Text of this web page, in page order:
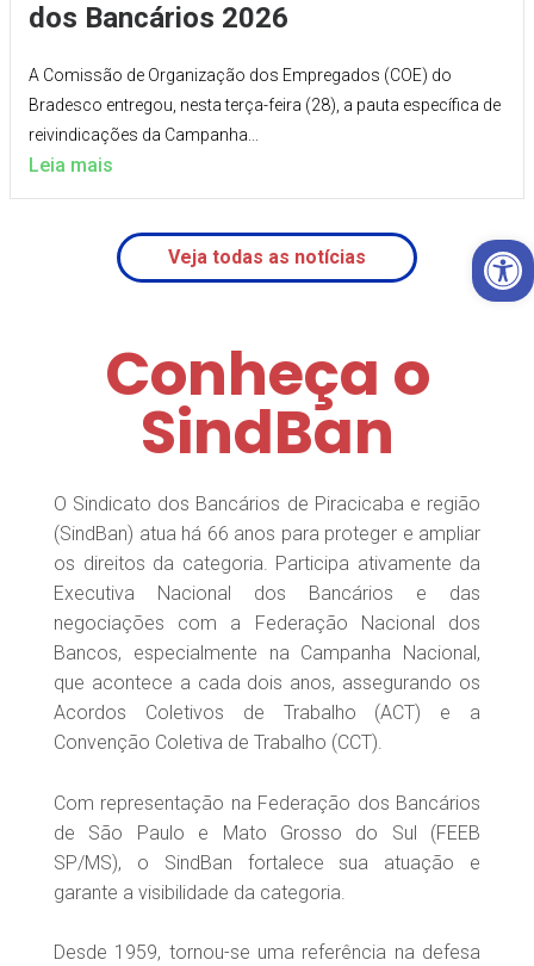
dos Bancários 2026
A Comissão de Organização dos Empregados (COE) do
Bradesco entregou, nesta terça-feira (28), a pauta específica de
reivindicações da Campanha...
Leia mais
Veja todas as notícias
Conheça o
SindBan
O Sindicato dos Bancários de Piracicaba e região
(SindBan) atua há 66 anos para proteger e ampliar
os direitos da categoria. Participa ativamente da
Executiva Nacional dos Bancários e das
negociações com a Federação Nacional dos
Bancos, especialmente na Campanha Nacional,
que acontece a cada dois anos, assegurando os
Acordos Coletivos de Trabalho (ACT) e a
Convenção Coletiva de Trabalho (CCT).
Com representação na Federação dos Bancários
de São Paulo e Mato Grosso do Sul (FEEB
SP/MS), o SindBan fortalece sua atuação e
garante a visibilidade da categoria.
Desde 1959, tornou-se uma referência na defesa